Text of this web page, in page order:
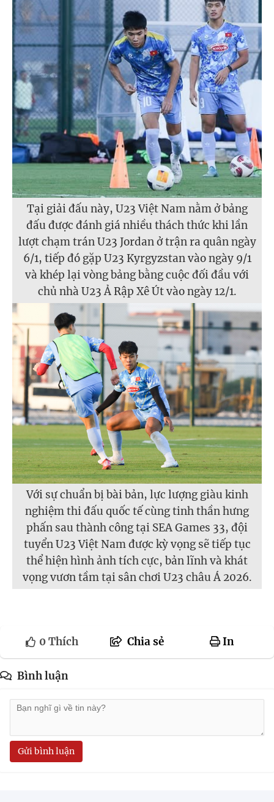
Tại giải đấu này, U23 Việt Nam nằm ở bảng
đấu được đánh giá nhiều thách thức khi lần
lượt chạm trán U23 Jordan ở trận ra quân ngày
6/1, tiếp đó gặp U23 Kyrgyzstan vào ngày 9/1
và khép lại vòng bảng bằng cuộc đối đầu với
chủ nhà U23 Ả Rập Xê Út vào ngày 12/1.
Với sự chuẩn bị bài bản, lực lượng giàu kinh
nghiệm thi đấu quốc tế cùng tinh thần hưng
phấn sau thành công tại SEA Games 33, đội
tuyển U23 Việt Nam được kỳ vọng sẽ tiếp tục
thể hiện hình ảnh tích cực, bản lĩnh và khát
vọng vươn tầm tại sân chơi U23 châu Á 2026.
0Thích Chia sẻ In
Bình luận
Gửi bình luận